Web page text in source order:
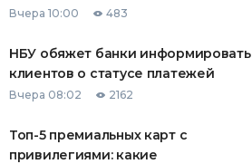
СТРАХОВАНИЮ
ВСЕ СТРАХОВЫЕ ПОЛИСЫ
ОТЗЫВЫ О СТРАХОВЫХ
Вчера 10:00 483
НБУ обяжет банки информировать
клиентов о статусе платежей
Вчера 08:02 2162
Топ-5 премиальных карт с
привилегиями: какие